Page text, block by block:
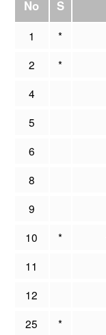
No S
1 *
2
*
4
5
6
8
9
10
*
11
12
25
*